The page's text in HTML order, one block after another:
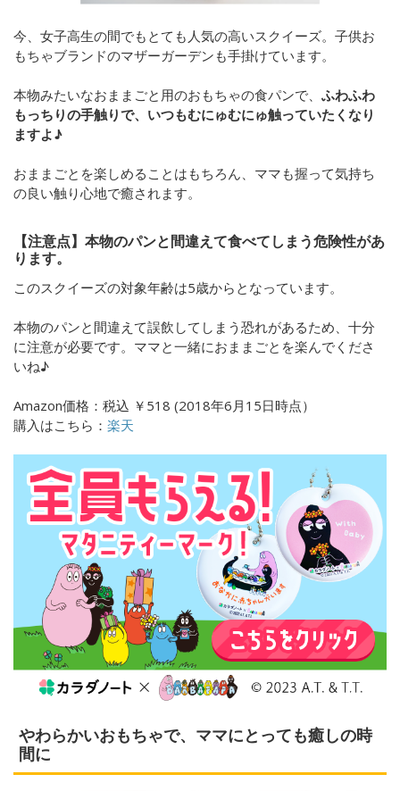
今、女子高生の間でもとても人気の高いスクイーズ。子供お
もちゃブランドのマザーガーデンも手掛けています。
本物みたいなおままごと用のおもちゃの食パンで、 ふわふわ
もっちりの手触りで、いつもむにゅむにゅ触っていたくなり
ますよ♪
おままごとを楽しめることはもちろん、ママも握って気持ち
の良い触り心地で癒されます。
【注意点】本物のパンと間違えて食べてしまう危険性があ
ります。
このスクイーズの対象年齢は5歳からとなっています。
本物のパンと間違えて誤飲してしまう恐れがあるため、十分
に注意が必要です。ママと一緒におままごとを楽んでくださ
いね♪
Amazon価格： 税込 ￥ 518 (2018年6月15日時点）
購入はこちら： 楽天
やわらかいおもちゃで、ママにとっても癒しの時
間に